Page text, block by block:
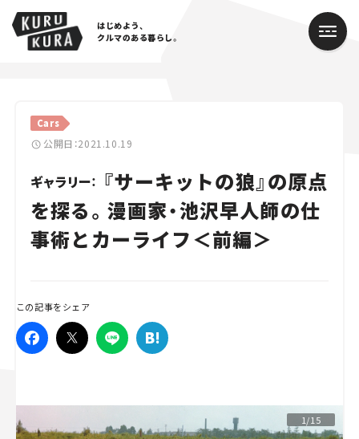
はじめよう、
クルマのある暮らし。
Cars
公開日：2021.10.19
ギャラリー： 『サーキットの狼』の原点
を探る。漫画家・池沢早人師の仕
事術とカーライフ＜前編＞
この記事をシェア
1/15
Cars
Lifestyle
Traffic
Special
Campaign
人気のハッシュタグ